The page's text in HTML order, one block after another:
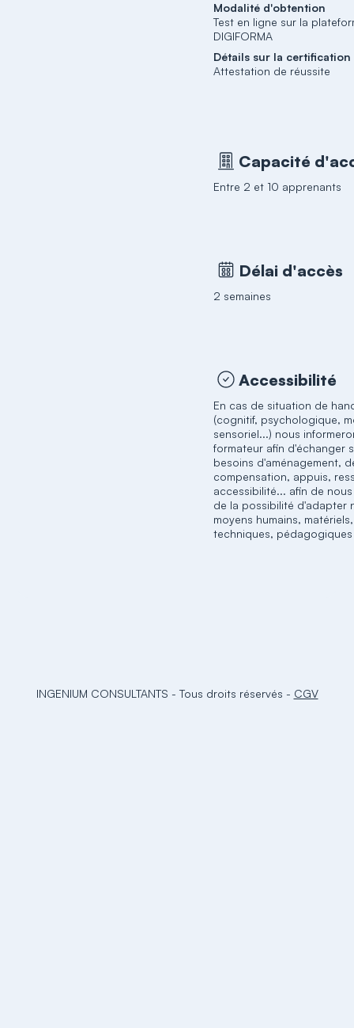
Modalité d'obtention
Test en ligne sur la
DIGIFORMA
Détails sur la certification
Attestation de réussite
Capacité
Entre 2 et 10 apprenants
Délai d'accès
2 semaines
Accessibilité
En cas de situation de
(cognitif, psychologique,
sensoriel...) nous
formateur afin d'échanger
besoins d'aménagement,
compensation, appuis,
accessibilité... afin de
de la possibilité d'adapter
moyens humains, matériels,
techniques, pédagogiques
INGENIUM CONSULTANTS - Tous droits réservés - CGV